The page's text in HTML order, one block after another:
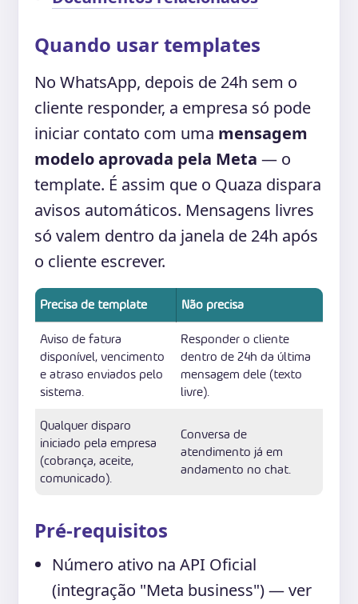
Quando usar templates
No WhatsApp, depois de 24h sem o
cliente responder, a empresa só pode
iniciar contato com uma mensagem
modelo aprovada pela Meta — o
template. É assim que o Quaza dispara
avisos automáticos. Mensagens livres
só valem dentro da janela de 24h após
o cliente escrever.
Precisa de template Não precisa
Aviso de fatura
disponível, vencimento
e atraso enviados pelo
sistema.
Responder o cliente
dentro de 24h da última
mensagem dele (texto
livre).
Qualquer disparo
iniciado pela empresa
(cobrança, aceite,
comunicado).
Conversa de
atendimento já em
andamento no chat.
Pré-requisitos
Número ativo na API Oficial
(integração "Meta business") — ver